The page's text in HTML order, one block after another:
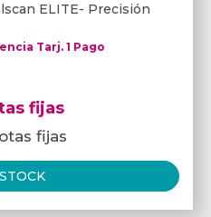
ELITE- Precisión
Tarj. 1 Pago
fijas
fijas